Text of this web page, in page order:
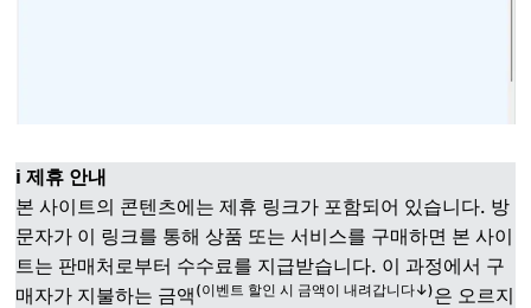
ℹ️ 제휴 안내
본 사이트의 콘텐츠에는 제휴 링크가 포함되어 있습니다. 방
문자가 이 링크를 통해 상품 또는 서비스를 구매하면 본 사이
트는 판매처로부터 수수료를 지급받습니다. 이 과정에서 구
매자가 지불하는 금액 (이벤트 할인 시 금액이 내려갑니다↓)은 오르지